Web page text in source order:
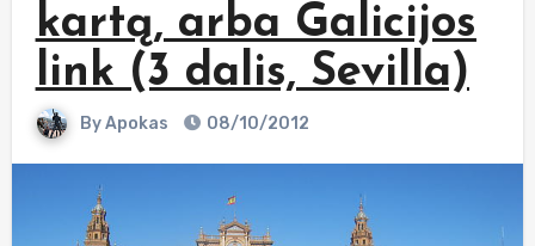
kartą, arba Galicijos
link (3 dalis, Sevilla)
ByApokas 08/10/2012